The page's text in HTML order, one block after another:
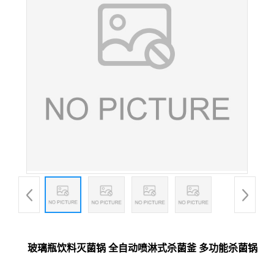
玻璃瓶饮料灭菌锅 全自动喷淋式杀菌釜 多功能杀菌锅